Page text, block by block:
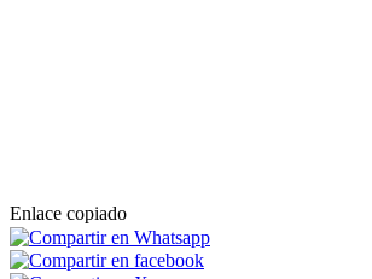
Enlace copiado